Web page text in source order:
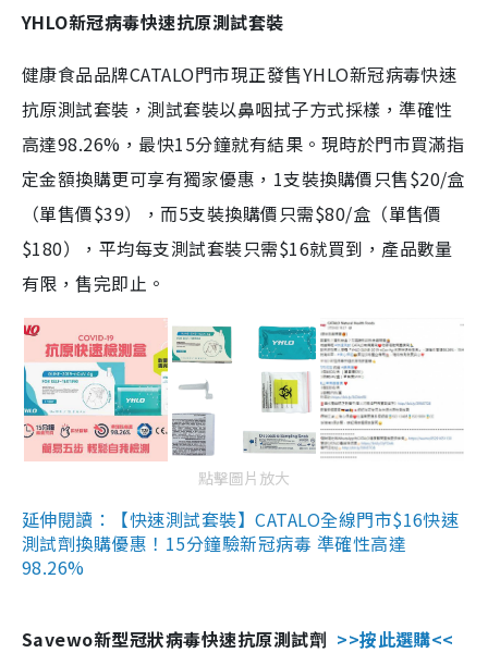
YHLO新冠病毒快速抗原測試套裝
健康食品品牌CATALO門市現正發售YHLO新冠病毒快速
抗原測試套裝，測試套裝以鼻咽拭子方式採樣，準確性
高達98.26%，最快15分鐘就有結果。現時於門市買滿指
定金額換購更可享有獨家優惠，1支裝換購價只售$20/盒
（單售價$39），而5支裝換購價只需$80/盒（單售價
$180），平均每支測試套裝只需$16就買到，產品數量
有限，售完即止。
點擊圖片放大
延伸閱讀：【快速測試套裝】CATALO全線門市$16快速
測試劑換購優惠！15分鐘驗新冠病毒 準確性高達
98.26%
Savewo新型冠狀病毒快速抗原測試劑 >>按此選購<<